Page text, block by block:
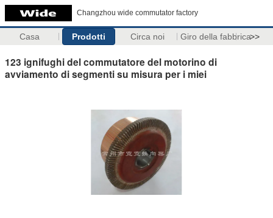
Changzhou wide commutator factory
Casa Prodotti Circa noi Giro della fabbrica>>
123 ignifughi del commutatore del motorino di
avviamento di segmenti su misura per i miei